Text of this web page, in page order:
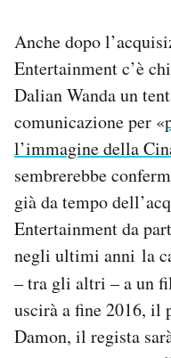
Anche dopo
Entertainment c’è
Dalian Wanda un
comunicazione per «
l’immagine della
sembrerebbe
già da tempo
Entertainment da
negli ultimi anni la
– tra gli altri – a un
uscirà a fine 2016, il
Damon, il regista